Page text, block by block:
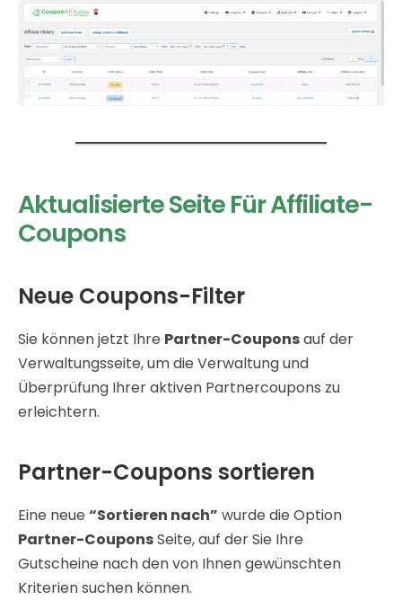
Aktualisierte Seite Für Affiliate-
Coupons
Neue Coupons-Filter
Sie können jetzt Ihre Partner-Couponsauf der
Verwaltungsseite, um die Verwaltung und
Überprüfung Ihrer aktiven Partnercoupons zu
erleichtern.
Partner-Coupons sortieren
Eine neue “Sortieren nach” wurde die Option
Partner-CouponsSeite, auf der Sie Ihre
Gutscheine nach den von Ihnen gewünschten
Kriterien suchen können.